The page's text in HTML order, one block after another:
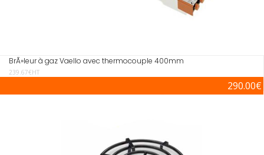
BrÃ»leur à gaz Vaello avec thermocouple 400mm
239.67€HT
290.00€